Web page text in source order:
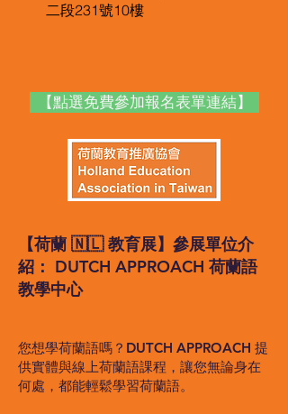
二段231號10樓
【點選免費參加報名表單連結】
【荷蘭 🇳🇱 教育展】參展單位介
紹： DUTCH APPROACH 荷蘭語
教學中心
您想學荷蘭語嗎？DUTCH APPROACH 提
供實體與線上荷蘭語課程，讓您無論身在
何處，都能輕鬆學習荷蘭語。